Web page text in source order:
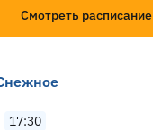
Смотреть расписание
17:30